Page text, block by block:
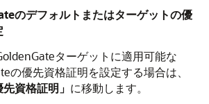
のデフォルトまたはターゲットの優
ターゲットに適用可能な
の優先資格証明を設定する場合は、
資格証明」 に移動します。